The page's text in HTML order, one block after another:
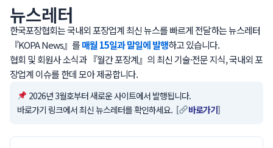
뉴스레터
한국포장협회는 국내외 포장업계 최신 뉴스를 빠르게 전달하는 뉴스레터
『KOPA News』를매월 15일과 말일에 발행하고 있습니다.
협회 및 회원사 소식과 『월간 포장계』의 최신 기술·전문 지식, 국내외 포
장업계 이슈를 한데 모아 제공합니다.
2026년 3월호부터 새로운 사이트에서 발행됩니다.
바로가기 링크에서 최신 뉴스레터를 확인하세요. [
바로가기]